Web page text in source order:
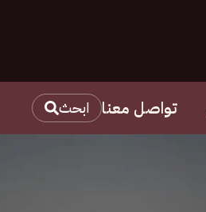
تواصل معنا ابحث